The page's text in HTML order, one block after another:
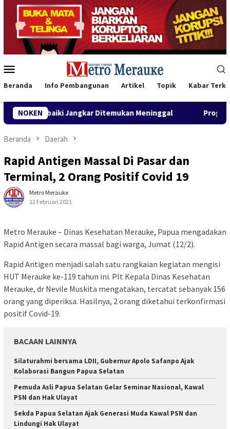
Loncat
konten
Mobile
Beranda Info Pembangunan Artikel Topik Kabar
NOKEN
Jangkar Ditemukan Meninggal Program CSR Unggulan
Beranda Daerah
Rapid Antigen Massal Di Pasar dan
Terminal, 2 Orang Positif Covid 19
Metro Merauke
12 Februari 2021
Metro Merauke – Dinas Kesehatan Merauke, Papua mengadakan
Rapid Antigen secara massal bagi warga, Jumat (12/2).
Rapid Antigen menjadi salah satu rangkaian kegiatan mengisi
HUT Merauke ke-119 tahun ini. Plt Kepala Dinas Kesehatan
Merauke, dr Nevile Muskita mengatakan, tercatat sebanyak 156
orang yang diperiksa. Hasilnya, 2 orang diketahui terkonfirmasi
positif Covid-19.
BACAAN LAINNYA
Silaturahmi bersama LDII, Gubernur Apolo Safanpo Ajak
Kolaborasi Bangun Papua Selatan
Pemuda Asli Papua Selatan Gelar Seminar Nasional, Kawal
PSN dan Hak Ulayat
Sekda Papua Selatan Ajak Generasi Muda Kawal PSN dan
Lindungi Hak Ulayat